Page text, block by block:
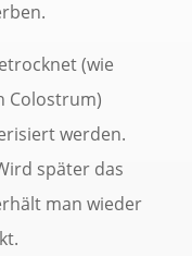
(wie
Colostrum)
werden.
später das
man wieder